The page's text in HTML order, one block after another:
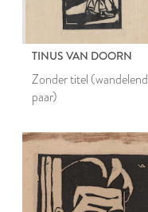
TINUS VAN DOORN
Zonder titel (wandelend
paar)